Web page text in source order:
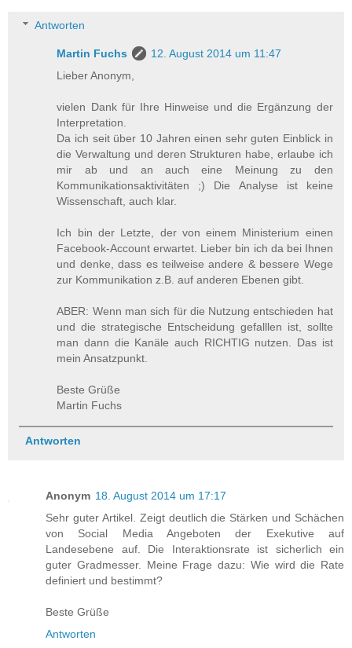
Antworten
Martin Fuchs
12. August 2014 um 11:47
Lieber Anonym,
vielen Dank für Ihre Hinweise und die Ergänzung der
Interpretation.
Da ich seit über 10 Jahren einen sehr guten Einblick in
die Verwaltung und deren Strukturen habe, erlaube ich
mir ab und an auch eine Meinung zu den
Kommunikationsaktivitäten ;) Die Analyse ist keine
Wissenschaft, auch klar.
Ich bin der Letzte, der von einem Ministerium einen
Facebook-Account erwartet. Lieber bin ich da bei Ihnen
und denke, dass es teilweise andere & bessere Wege
zur Kommunikation z.B. auf anderen Ebenen gibt.
ABER: Wenn man sich für die Nutzung entschieden hat
und die strategische Entscheidung gefalllen ist, sollte
man dann die Kanäle auch RICHTIG nutzen. Das ist
mein Ansatzpunkt.
Beste Grüße
Martin Fuchs
Antworten
Anonym 18. August 2014 um 17:17
Sehr guter Artikel. Zeigt deutlich die Stärken und Schächen
von Social Media Angeboten der Exekutive auf
Landesebene auf. Die Interaktionsrate ist sicherlich ein
guter Gradmesser. Meine Frage dazu: Wie wird die Rate
definiert und bestimmt?
Beste Grüße
Antworten